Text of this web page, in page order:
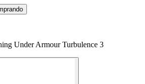
Under Armour Turbulence 3